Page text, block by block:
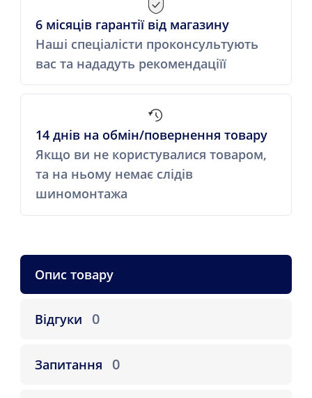
6 місяців гарантії від магазину
Наші спеціалісти проконсультують
вас та нададуть рекомендаціїї
14 днів на обмін/повернення товару
Якщо ви не користувалися товаром,
та на ньому немає слідів
шиномонтажа
Опис товару
Відгуки 0
Запитання 0